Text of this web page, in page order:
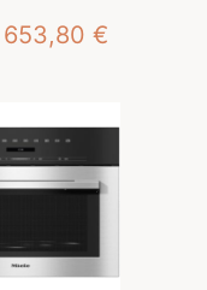
Le
était :
949,99 €.
653,80 €Le
est :
653,80 €.